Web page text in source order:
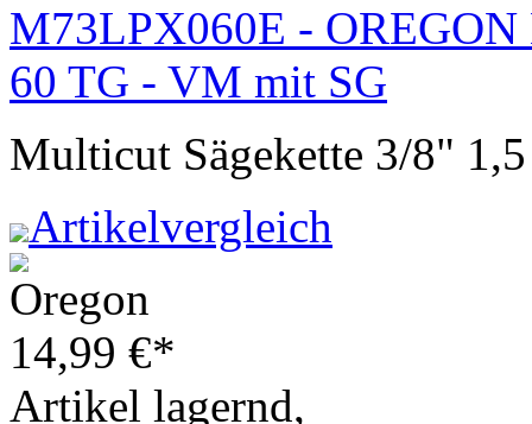
M73LPX060E -
60 TG - VM mit SG
Multicut Sägekette 3/8"
Artikelvergleich
14,99 €*
Artikel lagernd,